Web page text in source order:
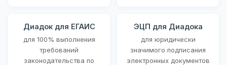
Диадок для ЕГАИС
для 100% выполнения
требований
законодательства по
ЭЦП для Диадока
для юридически
значимого подписания
электронных документов